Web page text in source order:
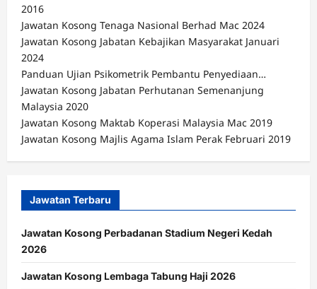
2016
Jawatan Kosong Tenaga Nasional Berhad Mac 2024
Jawatan Kosong Jabatan Kebajikan Masyarakat Januari
2024
Panduan Ujian Psikometrik Pembantu Penyediaan…
Jawatan Kosong Jabatan Perhutanan Semenanjung
Malaysia 2020
Jawatan Kosong Maktab Koperasi Malaysia Mac 2019
Jawatan Kosong Majlis Agama Islam Perak Februari 2019
Jawatan Terbaru
Jawatan Kosong Perbadanan Stadium Negeri Kedah
2026
Jawatan Kosong Lembaga Tabung Haji 2026